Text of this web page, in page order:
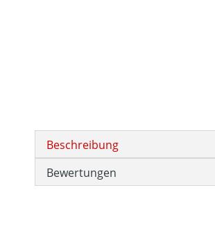
Beschreibung
Bewertungen